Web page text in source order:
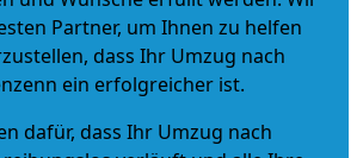
Partner, um Ihnen zu helfen
dass Ihr Umzug nach
ein erfolgreicher ist.
dafür, dass Ihr Umzug nach